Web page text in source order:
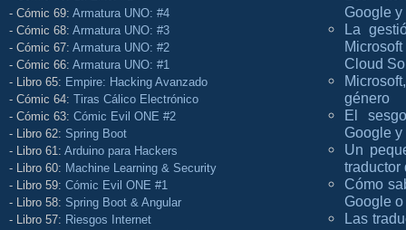
- Cómic 69: Armatura UNO: #4
- Cómic 68: Armatura UNO: #3
- Cómic 67: Armatura UNO: #2
- Cómic 66: Armatura UNO: #1
- Libro 65: Empire: Hacking Avanzado
- Cómic 64: Tiras Cálico Electrónico
- Cómic 63: Cómic Evil ONE #2
- Libro 62: Spring Boot
- Libro 61: Arduino para Hackers
- Libro 60: Machine Learning & Security
- Libro 59: Cómic Evil ONE #1
- Libro 58: Spring Boot & Angular
- Libro 57: Riesgos Internet
Google
La
Cloud
género
El
Google
Un
traductor
Cómo
Google
Las